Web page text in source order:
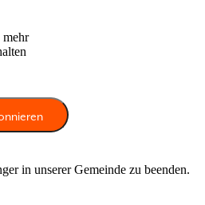
mehr
in unserer Gemeinde zu beenden.